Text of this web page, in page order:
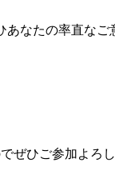
なたの率直な
ぜひご参加よろ